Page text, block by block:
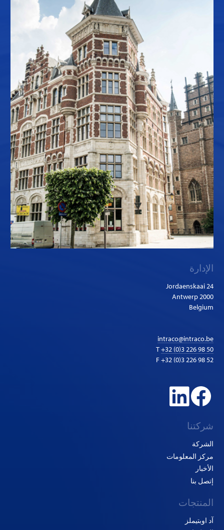
الإدارة
Jordaenskaai 24
2000 Antwerp
Belgium
intraco@intraco.be
T+32 (0)3 226 98 50
F +32 (0)3 226 98 52
شركتنا
الشركة
مركز المعلومات
الأخبار
إتصل بنا
المنتجات
آد اوبتيملز